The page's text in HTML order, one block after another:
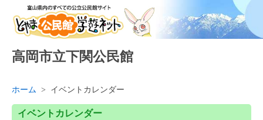
高岡市立下関公民館
ホーム > イベントカレンダー
イベントカレンダー